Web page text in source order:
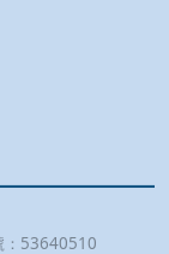
53640510